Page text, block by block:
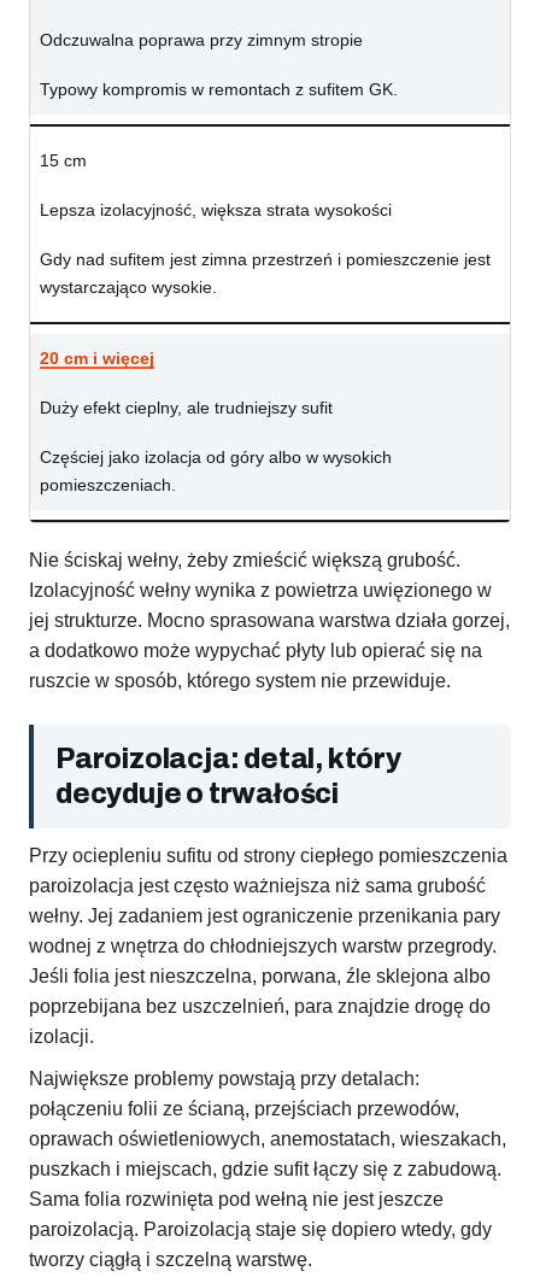
Odczuwalna poprawa przy zimnym stropie
Typowy kompromis w remontach z sufitem GK.
15 cm
Lepsza izolacyjność, większa strata wysokości
Gdy nad sufitem jest zimna przestrzeń i pomieszczenie jest
wystarczająco wysokie.
20 cm i więcej
Duży efekt cieplny, ale trudniejszy sufit
Częściej jako izolacja od góry albo w wysokich
pomieszczeniach.
Nie ściskaj wełny, żeby zmieścić większą grubość.
Izolacyjność wełny wynika z powietrza uwięzionego w
jej strukturze. Mocno sprasowana warstwa działa gorzej,
a dodatkowo może wypychać płyty lub opierać się na
ruszcie w sposób, którego system nie przewiduje.
Paroizolacja: detal, który
decyduje o trwałości
Przy ociepleniu sufitu od strony ciepłego pomieszczenia
paroizolacja jest często ważniejsza niż sama grubość
wełny. Jej zadaniem jest ograniczenie przenikania pary
wodnej z wnętrza do chłodniejszych warstw przegrody.
Jeśli folia jest nieszczelna, porwana, źle sklejona albo
poprzebijana bez uszczelnień, para znajdzie drogę do
izolacji.
Największe problemy powstają przy detalach:
połączeniu folii ze ścianą, przejściach przewodów,
oprawach oświetleniowych, anemostatach, wieszakach,
puszkach i miejscach, gdzie sufit łączy się z zabudową.
Sama folia rozwinięta pod wełną nie jest jeszcze
paroizolacją. Paroizolacją staje się dopiero wtedy, gdy
tworzy ciągłą i szczelną warstwę.